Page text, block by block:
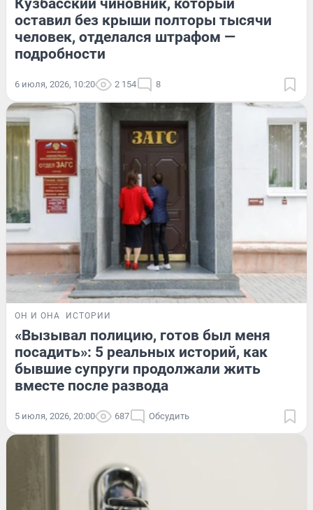
Кузбасский чиновник, который
оставил без крыши полторы тысячи
человек, отделался штрафом —
подробности
6 июля, 2026, 10:20 2 154 8
ОН И ОНА ИСТОРИИ
«Вызывал полицию, готов был меня
посадить»: 5 реальных историй, как
бывшие супруги продолжали жить
вместе после развода
5 июля, 2026, 20:00 687 Обсудить